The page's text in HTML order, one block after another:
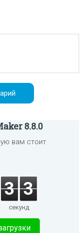
8.8.0
вам стоит
3 3
секунд